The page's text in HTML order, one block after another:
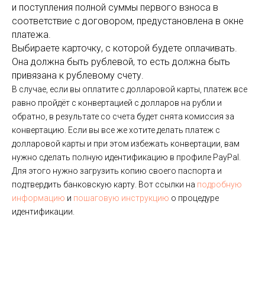
и поступления полной суммы первого взноса в
соответствие с договором, предустановлена в окне
платежа.
Выбираете карточку, с которой будете оплачивать.
Она должна быть рублевой, то есть должна быть
привязана к рублевому счету.
В случае, если вы оплатите с долларовой карты, платеж все
равно пройдёт с конвертацией с долларов на рубли и
обратно, в результате со счета будет снята комиссия за
конвертацию. Если вы все же хотите делать платеж с
долларовой карты и при этом избежать конвертации, вам
нужно сделать полную идентификацию в профиле PayPal.
Для этого нужно загрузить копию своего паспорта и
подтвердить банковскую карту. Вот ссылки на подробную
информацию и пошаговую инструкцию о процедуре
идентификации.